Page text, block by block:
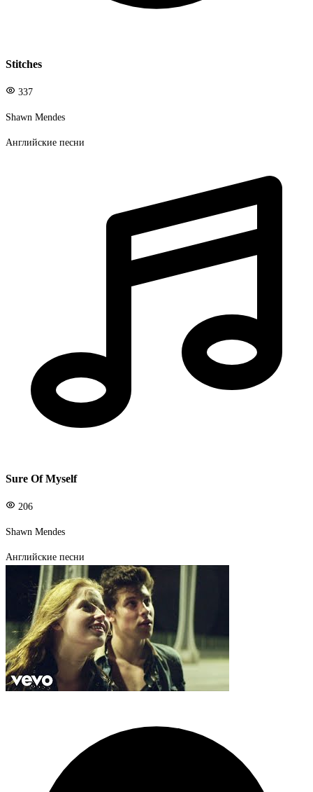
Stitches
337
Shawn Mendes
Английские песни
Sure Of Myself
206
Shawn Mendes
Английские песни